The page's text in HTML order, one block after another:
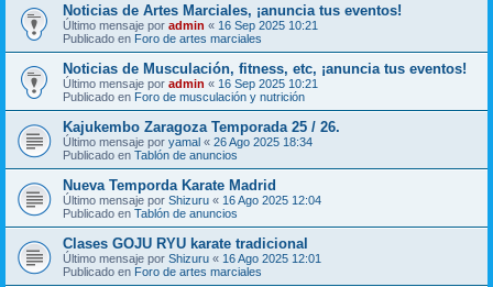
Noticias de Artes Marciales, ¡anuncia tus eventos!
Último mensaje por admin « 16 Sep 2025 10:21
Publicado en Foro de artes marciales
Noticias de Musculación, fitness, etc, ¡anuncia tus eventos!
Último mensaje por admin « 16 Sep 2025 10:21
Publicado en Foro de musculación y nutrición
Kajukembo Zaragoza Temporada 25 / 26.
Último mensaje por yamal « 26 Ago 2025 18:34
Publicado en Tablón de anuncios
Nueva Temporda Karate Madrid
Último mensaje por Shizuru « 16 Ago 2025 12:04
Publicado en Tablón de anuncios
Clases GOJU RYU karate tradicional
Último mensaje por Shizuru « 16 Ago 2025 12:01
Publicado en Foro de artes marciales